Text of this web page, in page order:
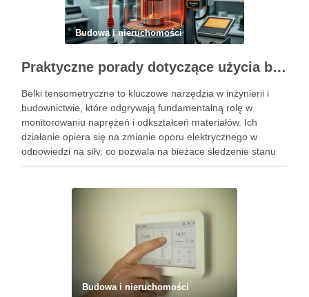
Budowa i nieruchomości
Praktyczne porady dotyczące użycia belki tensometrycznej w różnych zastosowaniach
Belki tensometryczne to kluczowe narzędzia w inżynierii i
budownictwie, które odgrywają fundamentalną rolę w
monitorowaniu naprężeń i odkształceń materiałów. Ich
działanie opiera się na zmianie oporu elektrycznego w
odpowiedzi na siły, co pozwala na bieżące śledzenie stanu
konstrukcji. Dzięki zastosowaniu belek tensometrycznych
Budowa i nieruchomości